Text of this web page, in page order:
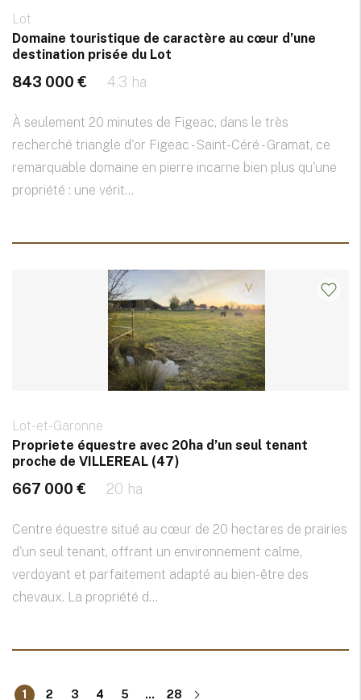
Lot
Domaine touristique de caractère au cœur d’une
destination prisée du Lot
843 000 € 4.3 ha
À seulement 20 minutes de Figeac, dans le très
recherché triangle d'or Figeac - Saint-Céré - Gramat, ce
remarquable domaine en pierre incarne bien plus qu'une
propriété : une vérit...
Lot-et-Garonne
Propriete équestre avec 20ha d’un seul tenant
proche de VILLEREAL (47)
667 000 € 20 ha
Centre équestre situé au cœur de 20 hectares de prairies
d'un seul tenant, offrant un environnement calme,
verdoyant et parfaitement adapté au bien-être des
chevaux. La propriété d...
1 2 3 4 5 ... 28